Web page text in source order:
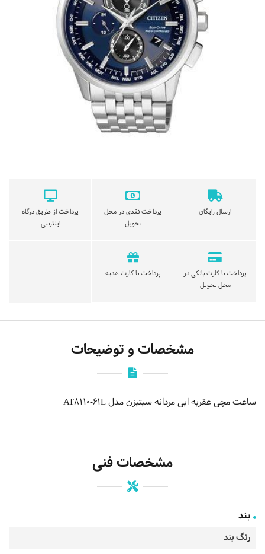
ارسال رایگان
پرداخت نقدی در محل
تحویل
پرداخت از طریق درگاه
اینترنتی
پرداخت با کارت بانکی در
محل تحویل
پرداخت با کارت هدیه
مشخصات و توضیحات
ساعت مچی عقربه ایی مردانه سیتیزن مدل AT8110-61L
مشخصات فنی
بند
رنگ بند